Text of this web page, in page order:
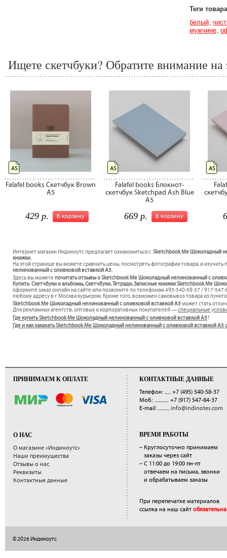
Теги товара
белый
мужчине
Ищете скетчбуки? Обратите внимание на
Falafel books Скетчбук Brown
A5
В корзину
429 р.
А5
Falafel books Блокнот-
скетчбук Sketchpad Ash Blue
A5
В корзину
669 р.
А5 А5
Интернет магазин Индиноутс предлагает ознакомиться с Sketchbook Me Шоколадный
книжки.
На этой странице вы можете сравнить цены, посмотреть фотографии товара, и
нелинованный с оливковой вставкой A5.
Здесь вы можете почитать отзывы о Sketchbook Me Шоколадный нелинованный с
Купить Скетчбуки и альбомы, Скетчбуки, Тетради, Записные книжки Sketchbook Me
оформите заказ онлайн на сайте или позвоните по телефонам 495-540-58-37 / 917-
любому адресу в г. Москва курьером. Кроме того, возможен самовывоз товара из
Sketchbook Me Шоколадный нелинованный с оливковой вставкой A5может стать
Для рекламных агентств, оптовых и корпоративных покупателей —специальные
Где купить Sketchbook Me Шоколадный нелинованный с оливковой вставкой A5?
Где и как заказать Sketchbook Me Шоколадный нелинованный с оливковой вставкой
ПРИНИМАЕМ К ОПЛАТЕ
О НАС
О магазине «Индиноутс»
Наши преимущества
Отзывы о нас
Реквизиты
Контактные данные
КОНТАКТНЫЕ ДАННЫЕ
Телефон: ...... +7 (495) 540-58-37
Моб.: .............. +7 (917) 547-84-37
E-mail: ........... info@indinotes.com
ВРЕМЯ РАБОТЫ
– Круглосуточно принимаем
заказы через сайт
– С 11:00 до 19:00 пн-пт
отвечаем на письма, звонки
и обрабатываем заказы
При перепечатке материалов
ссылка на наш сайт обязательна.
© 2026 Индиноутс